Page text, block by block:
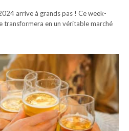
arrive à grands pas ! Ce week-
transformera en un véritable marché